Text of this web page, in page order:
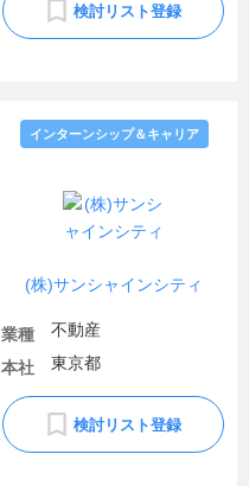
検討リスト登録
(株)サンシャインシティ
インターンシップ＆キャリア
業種
不動産
本社
東京都
検討リスト登録